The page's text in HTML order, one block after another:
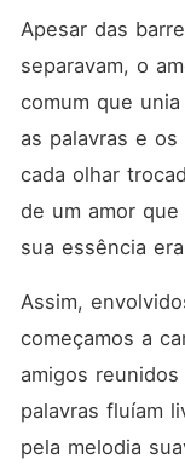
Apesar das
separavam, o
comum que
as palavras e
cada olhar
de um amor
sua essência
Assim,
começamos a
amigos
palavras fluíam
pela melodia